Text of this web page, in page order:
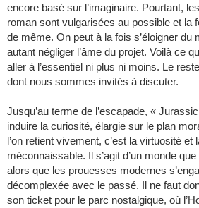
encore basé sur l’imaginaire. Pourtant,
roman sont vulgarisées au possible et la
de même. On peut à la fois s’éloigner du
autant négliger l’âme du projet. Voilà ce
aller à l’essentiel ni plus ni moins. Le
dont nous sommes invités à discuter.
Jusqu’au terme de l’escapade, «
induire la curiosité, élargie sur le plan
l’on retient vivement, c’est la virtuosité et
méconnaissable. Il s’agit d’un monde
alors que les prouesses modernes
décomplexée avec le passé. Il ne faut
son ticket pour le parc nostalgique, où